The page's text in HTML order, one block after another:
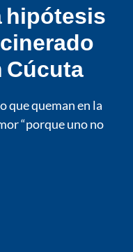
hipótesis
Cúcuta
que queman en la
“porque uno no